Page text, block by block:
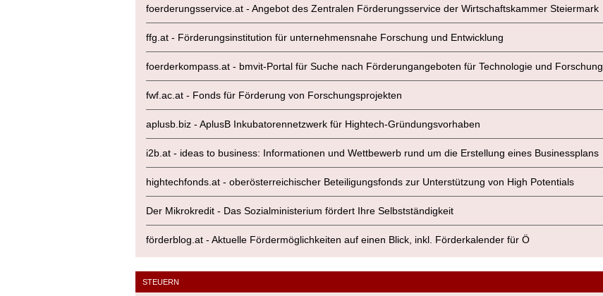
foerderungsservice.at - Angebot des Zentralen Förderungsservice der Wirtschaftskammer Steiermark
ffg.at - Förderungsinstitution für unternehmensnahe Forschung und Entwicklung
foerderkompass.at - bmvit-Portal für Suche nach Förderungangeboten für Technologie und Forschung
fwf.ac.at - Fonds für Förderung von Forschungsprojekten
aplusb.biz - AplusB Inkubatorennetzwerk für Hightech-Gründungsvorhaben
i2b.at - ideas to business: Informationen und Wettbewerb rund um die Erstellung eines Businessplans
hightechfonds.at - oberösterreichischer Beteiligungsfonds zur Unterstützung von High Potentials
Der Mikrokredit - Das Sozialministerium fördert Ihre Selbstständigkeit
förderblog.at - Aktuelle Fördermöglichkeiten auf einen Blick, inkl. Förderkalender für Ö
STEUERN